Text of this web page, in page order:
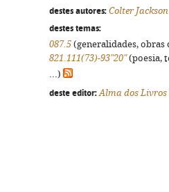
destes autores: Colter Jackson
destes temas:
087.5 (generalidades,
821.111(73)-93"20"(poesia,
...)
deste editor: Alma dos Livros